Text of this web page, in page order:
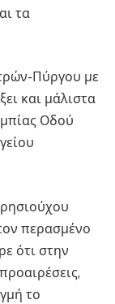
τα
Πύργου με
και μάλιστα
Οδού
περασμένο
ότι στην
το